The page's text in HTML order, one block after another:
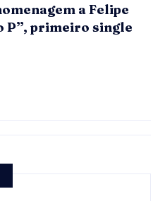
a Felipe
P”, primeiro single